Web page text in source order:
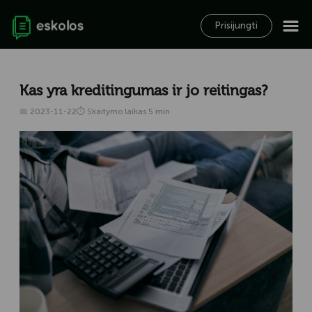
Prisijungti
Kas yra kreditingumas ir jo reitingas?
📅 2023-11-22⏱ Skaitymo laikas 5 min